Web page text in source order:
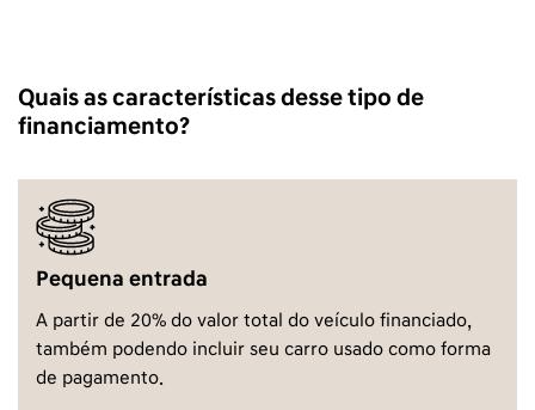
Quais as características desse tipo de
financiamento?
Pequena entrada
A partir de 20% do valor total do veículo financiado,
também podendo incluir seu carro usado como forma
de pagamento.